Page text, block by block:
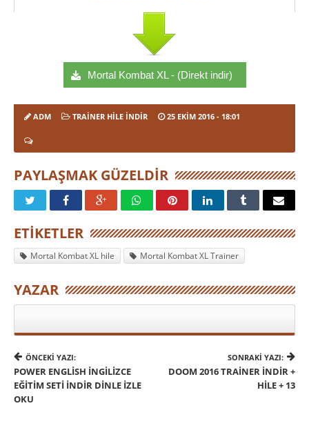
Mortal Kombat XL - (Direkt indir)
ADM TRAINER HILE İNDIR 25 EKIM 2016 - 18:01
PAYLAŞMAK GÜZELDIR
ETIKETLER
Mortal Kombat XL hile Mortal Kombat XL Trainer
YAZAR
ÖNCEKI YAZI:
POWER ENGLISH İNGILIZCE
EĞITIM SETI İNDIR DINLE İZLE
OKU
SONRAKI YAZI:
DOOM 2016 TRAINER İNDIR +
HILE + 13